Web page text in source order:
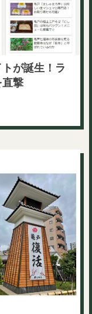
が誕生！ラ
直撃